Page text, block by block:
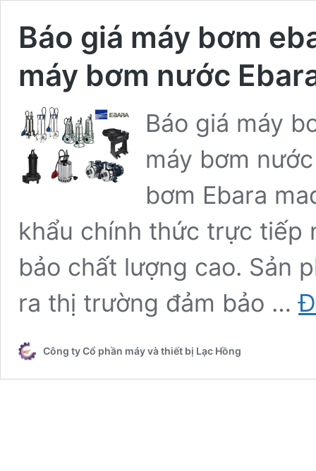
Báo giá máy bơm
máy bơm nước
Báo giá máy
máy bơm
bơm Ebara
khẩu chính thức trực tiếp
bảo chất lượng cao. Sản
ra thị trường đảm bảo …
Công ty Cổ phần máy và thiết bị Lạc Hồng